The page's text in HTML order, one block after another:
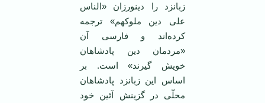
زبانزد را دینورزان «الناس
علی دین ملوکهم» ترجمه
کرده‌اند و فارسی آن
«مردمان دین پادشاهان
خویش گیرند» است. بر
اساس این زبانزد پادشاهان
محلّی در گزینش آئین خود